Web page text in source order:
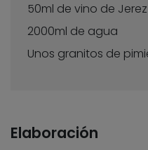
50ml de vino de Jerez
2000ml de agua
Unos granitos de
Elaboración